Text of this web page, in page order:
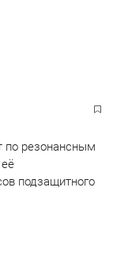
по резонансным
подзащитного